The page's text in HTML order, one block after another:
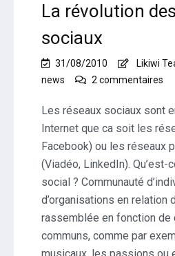
La révolution
sociaux
31/08/2010 Likiwi
news
2 commentaires
Les réseaux sociaux sont
Internet que ca soit les
Facebook) ou les réseaux
(Viadéo, LinkedIn). Qu’est-
social ? Communauté
d’organisations en relation
rassemblée en fonction de
communs, comme par